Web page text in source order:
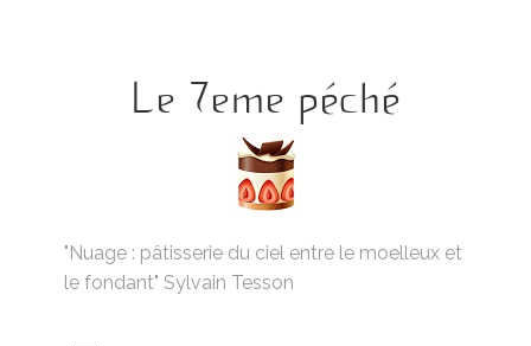
Le 7eme péché
"Nuage : pâtisserie du ciel entre le moelleux et
le fondant" Sylvain Tesson